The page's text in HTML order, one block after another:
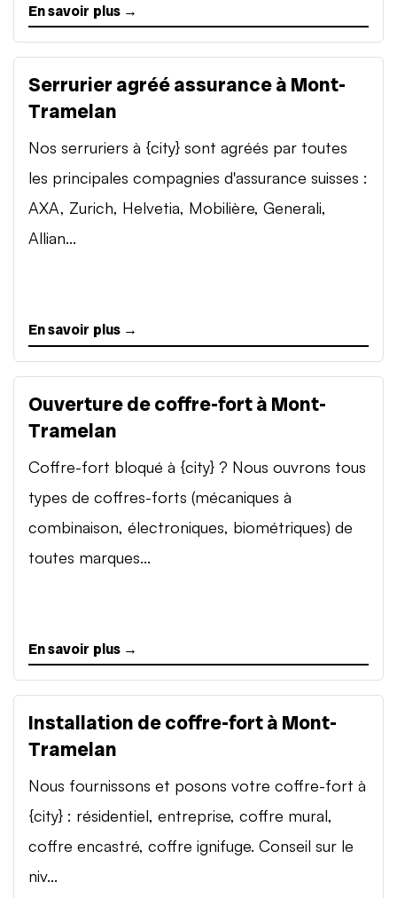
En savoir plus →
Serrurier agréé assurance à Mont-
Tramelan
Nos serruriers à {city} sont agréés par toutes
les principales compagnies d'assurance suisses :
AXA, Zurich, Helvetia, Mobilière, Generali,
Allian...
En savoir plus →
Ouverture de coffre-fort à Mont-
Tramelan
Coffre-fort bloqué à {city} ? Nous ouvrons tous
types de coffres-forts (mécaniques à
combinaison, électroniques, biométriques) de
toutes marques...
En savoir plus →
Installation de coffre-fort à Mont-
Tramelan
Nous fournissons et posons votre coffre-fort à
{city} : résidentiel, entreprise, coffre mural,
coffre encastré, coffre ignifuge. Conseil sur le
niv...